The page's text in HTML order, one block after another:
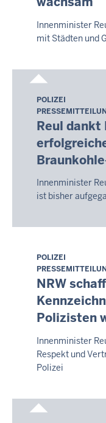
-
20:05
Innenminister
mit Städten und
Freitag,
7.
August
2026
-
20:05
POLIZEI
Reul
Innenminister
ist bisher
Freitag,
7.
August
2026
-
20:05
POLIZEI
NRW
Polizisten
Innenminister
Respekt und
Polizei